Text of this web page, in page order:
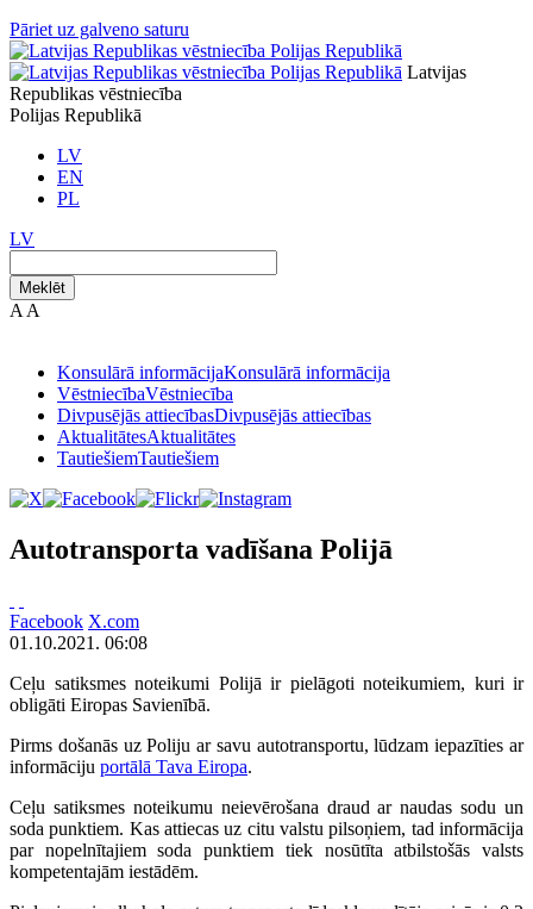
Pāriet uz galveno saturu
Latvijas
Republikas vēstniecība
Polijas Republikā
LV
EN
PL
LV
Meklēt
A A
Konsulārā informācijaKonsulārā informācija
VēstniecībaVēstniecība
Divpusējās attiecībasDivpusējās attiecības
AktualitātesAktualitātes
TautiešiemTautiešiem
Autotransporta vadīšana Polijā
Facebook X.com
01.10.2021. 06:08
Ceļu satiksmes noteikumi Polijā ir pielāgoti noteikumiem, kuri ir
obligāti Eiropas Savienībā.
Pirms došanās uz Poliju ar savu autotransportu, lūdzam iepazīties ar
informāciju portālā Tava Eiropa.
Ceļu satiksmes noteikumu neievērošana draud ar naudas sodu un
soda punktiem. Kas attiecas uz citu valstu pilsoņiem, tad informācija
par nopelnītajiem soda punktiem tiek nosūtīta atbilstošās valsts
kompetentajām iestādēm.